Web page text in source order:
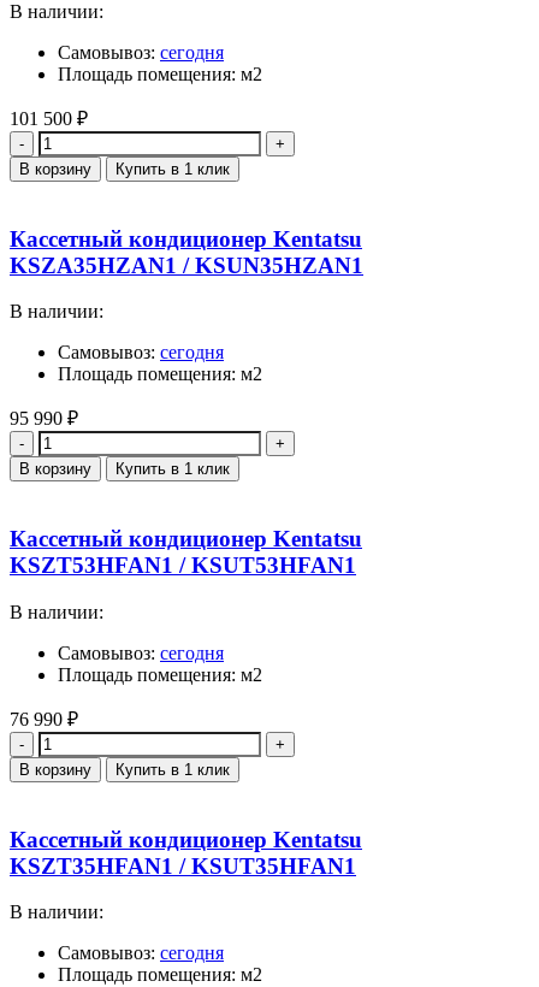
В наличии:
Самовывоз: сегодня
Площадь помещения: м2
101 500 ₽
Количество
В корзину Купить в 1 клик
Кассетный кондиционер Kentatsu
KSZA35HZAN1 / KSUN35HZAN1
В наличии:
Самовывоз: сегодня
Площадь помещения: м2
95 990 ₽
Количество
В корзину Купить в 1 клик
Кассетный кондиционер Kentatsu
KSZT53HFAN1 / KSUT53HFAN1
В наличии:
Самовывоз: сегодня
Площадь помещения: м2
76 990 ₽
Количество
В корзину Купить в 1 клик
Кассетный кондиционер Kentatsu
KSZT35HFAN1 / KSUT35HFAN1
В наличии:
Самовывоз: сегодня
Площадь помещения: м2